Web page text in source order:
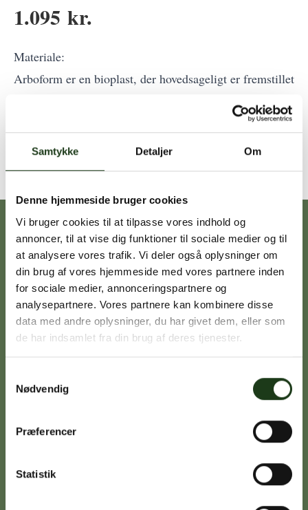
Samtykke Detaljer Om
Denne hjemmeside bruger cookies
Vi bruger cookies til at tilpasse vores indhold og
annoncer, til at vise dig funktioner til sociale medier og til
at analysere vores trafik. Vi deler også oplysninger om
din brug af vores hjemmeside med vores partnere inden
for sociale medier, annonceringspartnere og
analysepartnere. Vores partnere kan kombinere disse
data med andre oplysninger, du har givet dem, eller som
de har indsamlet fra din brug af deres tjenester.
Nødvendig
Præferencer
Statistik
1.095 kr.
Materiale:
Arboform er en bioplast, der hovedsageligt er fremstillet
Lignin er et restprodukt fra papirproduktionen.
Vores afdelinger
Heidi Ørskov
Holbæk
59 45 10 14